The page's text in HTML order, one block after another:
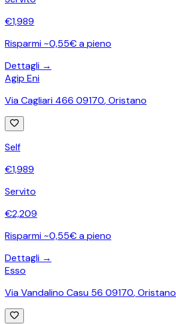
€1,989
Risparmi ~0,55€ a pieno
Dettagli →
Agip Eni
Via Cagliari 466 09170,Oristano
Self
€1,989
Servito
€2,209
Risparmi ~0,55€ a pieno
Dettagli →
Esso
Via Vandalino Casu 56 09170,Oristano